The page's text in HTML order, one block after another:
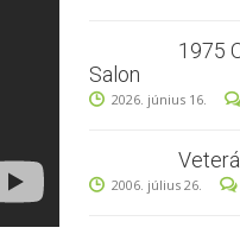
1975
Salon
2026. június 16.
2006. július 26.